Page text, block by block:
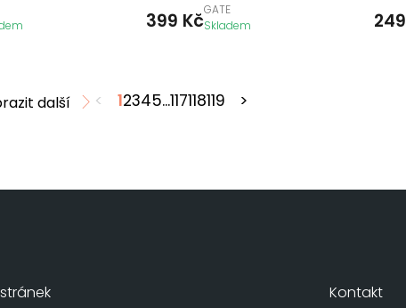
399 KčGATE
Skladem
249
další < 12345...117118119 >
Kontakt